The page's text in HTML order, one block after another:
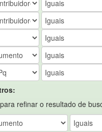
refinar o resultado de